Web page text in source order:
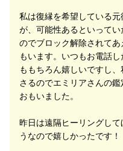
もわたしがいることを思
ご縁をいただいた皆様
そ、信頼を預けていた
も主観を入れず、ご相
定する」ということを
に繋がりやすいので、
ためにも、お心のうちを
私は復縁を希望している
が、可能性あるといって
のでブロック解除されて
もいます。いつもお電話
ももちろん嬉しいですし
さるのでエミリアさんの
おもいました。
昨日は遠隔ヒーリングし
うなので嬉しかったです！